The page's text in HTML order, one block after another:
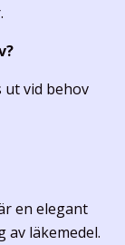
ut vid behov
en elegant
läkemedel.